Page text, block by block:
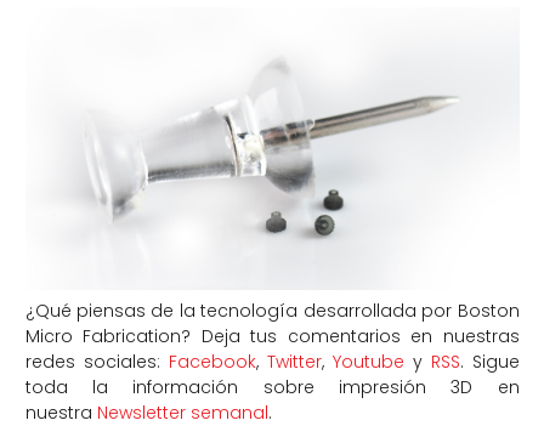
¿Qué piensas de la tecnología desarrollada por Boston
Micro Fabrication? Deja tus comentarios en nuestras
redes sociales: Facebook, Twitter, Youtube y RSS. Sigue
toda la información sobre impresión 3D en
nuestra Newsletter semanal.